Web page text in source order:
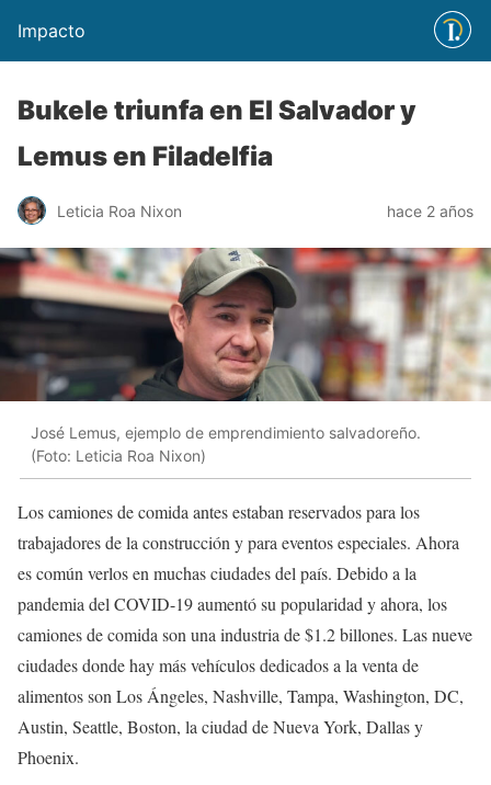
Impacto
Bukele triunfa en El Salvador y
Lemus en Filadelfia
Leticia Roa Nixon hace 2 años
José Lemus, ejemplo de emprendimiento salvadoreño.
(Foto: Leticia Roa Nixon)
Los camiones de comida antes estaban reservados para los
trabajadores de la construcción y para eventos especiales. Ahora
es común verlos en muchas ciudades del país. Debido a la
pandemia del COVID-19 aumentó su popularidad y ahora, los
camiones de comida son una industria de $1.2 billones. Las nueve
ciudades donde hay más vehículos dedicados a la venta de
alimentos son Los Ángeles, Nashville, Tampa, Washington, DC,
Austin, Seattle, Boston, la ciudad de Nueva York, Dallas y
Phoenix.